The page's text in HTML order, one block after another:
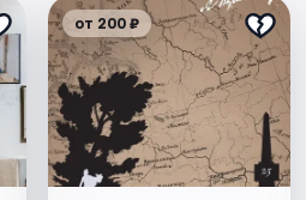
от 200 ₽